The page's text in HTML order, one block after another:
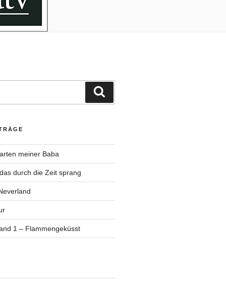
meiner Baba
durch die Zeit sprang
1 – Flammengeküsst